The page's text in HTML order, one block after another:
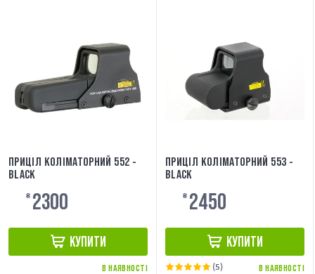
ПРИЦІЛ КОЛІМАТОРНИЙ 552 -
BLACK
₴ 2300
КУПИТИ
В НАЯВНОСТІ
ПРИЦІЛ КОЛІМАТОРНИЙ 553 -
BLACK
₴ 2450
КУПИТИ
В НАЯВНОСТІ
(5)